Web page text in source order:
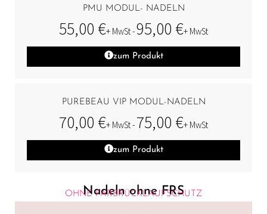
PMU MODUL- NADELN
55,00 €+ MwSt -95,00 €+ MwSt
zum Produkt
PUREBEAU VIP MODUL-NADELN
70,00 €+ MwSt - 75,00 €+ MwSt
zum Produkt
Nadeln ohne FRS
OHNE FARBRÜCKLAUFSCHUTZ